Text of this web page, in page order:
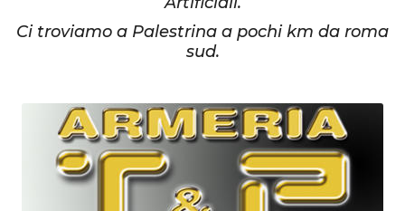
Ci troviamo a Palestrina a pochi km da roma
sud.